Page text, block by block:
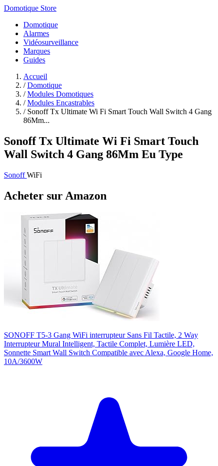
Domotique Store
Domotique
Alarmes
Vidéosurveillance
Marques
Guides
Accueil
/ Domotique
/ Modules Domotiques
/ Modules Encastrables
/ Sonoff Tx Ultimate Wi Fi Smart Touch Wall Switch 4 Gang
86Mm...
Sonoff Tx Ultimate Wi Fi Smart Touch
Wall Switch 4 Gang 86Mm Eu Type
SonoffWiFi
Acheter sur Amazon
SONOFF T5-3 Gang WiFi interrupteur Sans Fil Tactile, 2 Way
Interrupteur Mural Intelligent, Tactile Complet, Lumière LED,
Sonnette Smart Wall Switch Compatible avec Alexa, Google Home,
10A/3600W